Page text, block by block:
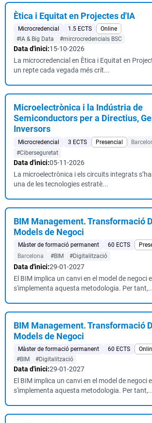
Ètica i Equitat en Projectes d'IA
Microcredencial 1.5 ECTS
Online
#IA & Big Data
#mircrocredencials BSC
Data d'inici:15-10-2026
La microcredencial en Ètica i Equitat en
un repte cada vegada més crít...
Microelectrònica i la Indústria de
Semiconductors per a Directius,
Inversors
Microcredencial 3 ECTS Presencial
#Ciberseguretat
Data d'inici:05-11-2026
La microelectrònica i els circuits integrats
una de les tecnologies estratè...
BIM Management. Transformació
Models de Negoci
Màster de formació permanent 60 ECTS
Barcelona
#BIM #Digitalització
Data d'inici:29-01-2027
El BIM implica un canvi en el model de negoci
s'implementa aquesta metodologia. Per
BIM Management. Transformació
Models de Negoci
Màster de formació permanent 60 ECTS
#BIM
#Digitalització
Data d'inici:29-01-2027
El BIM implica un canvi en el model de negoci
s'implementa aquesta metodologia. Per